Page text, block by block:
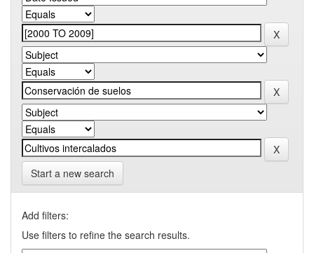
Start a new search
Add filters:
Use filters to refine the search results.